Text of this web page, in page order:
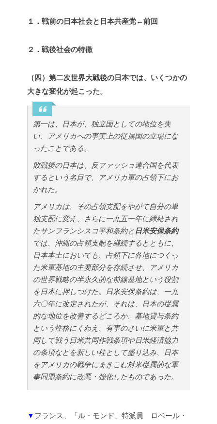
１．戦前の日本社会と日本共産党←前回
２．戦後社会の特徴
（四）第二次世界大戦後の日本では、いくつかの
大きな変化が起こった。
第一は、日本が、独立国としての地位を失
い、アメリカへの事実上の従属国の立場にな
ったことである。
敗戦後の日本は、反ファッショ連合国を代表
するという名目で、アメリカ軍の占領下にお
かれた。
アメリカは、その占領支配をやがて自分の単
独支配に変え、さらに一九五一年に締結され
たサンフランシスコ平和条約と日米安保条約
では、沖縄の占領支配を継続するとともに、
日本本土においても、占領下に各地につくっ
た米軍基地の主要部分を存続させ、アメリカ
の世界戦略の半永久的な前線基地という役割
を日本に押しつけた。日米安保条約は、一九
六〇年に改定されたが、それは、日本の従属
的な地位を改善するどころか、基地貸与条約
という性格にくわえ、有事のさいに米軍と共
同して戦う日米共同作戦条項や日米経済協力
の条項などを新しい柱として盛り込み、日本
をアメリカの戦争にまきこむ対米従属的な軍
事同盟条約に改悪・強化したものであった。
▼ フランス、「ル・モンド」特派員 ロベール・